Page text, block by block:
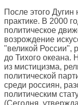
После этого
практике. В 2000
политическое
возрождение
"великой России",
до Тихого океана.
из мистицизма,
политической
среди россиян,
политическим